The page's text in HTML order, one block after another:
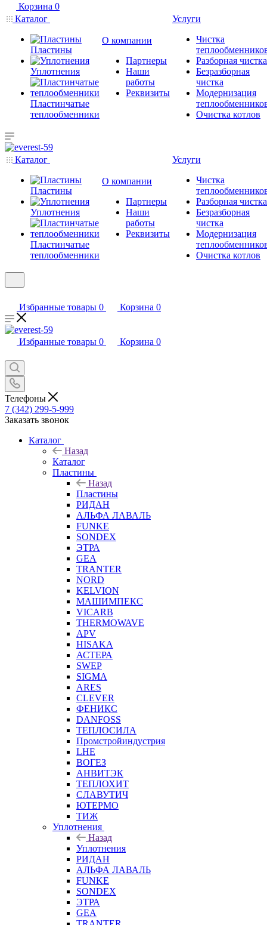
Корзина 0
Каталог
Пластины
Уплотнения
Пластинчатые
теплообменники
О компании
Партнеры
Наши
работы
Реквизиты
Услуги
Чистка
Разборная чистка
Безразборная
чистка
Модернизация
Очистка котлов
Каталог
Пластины
Уплотнения
Пластинчатые
теплообменники
О компании
Партнеры
Наши
работы
Реквизиты
Услуги
Чистка
Разборная чистка
Безразборная
чистка
Модернизация
Очистка котлов
Избранные товары 0 Корзина 0
Избранные товары 0 Корзина 0
Телефоны
7 (342) 299-5-999
Заказать звонок
Каталог
Назад
Каталог
Пластины
Назад
Пластины
РИДАН
АЛЬФА ЛАВАЛЬ
FUNKE
SONDEX
ЭТРА
GEA
TRANTER
NORD
KELVION
МАШИМПЕКС
VICARB
THERMOWAVE
APV
HISAKA
АСТЕРА
SWEP
SIGMA
ARES
CLEVER
ФЕНИКС
DANFOSS
ТЕПЛОСИЛА
Промстройиндустрия
LHE
ВОГЕЗ
АНВИТЭК
ТЕПЛОХИТ
СЛАВУТИЧ
ЮТЕРМО
ТИЖ
Уплотнения
Назад
Уплотнения
РИДАН
АЛЬФА ЛАВАЛЬ
FUNKE
SONDEX
ЭТРА
GEA